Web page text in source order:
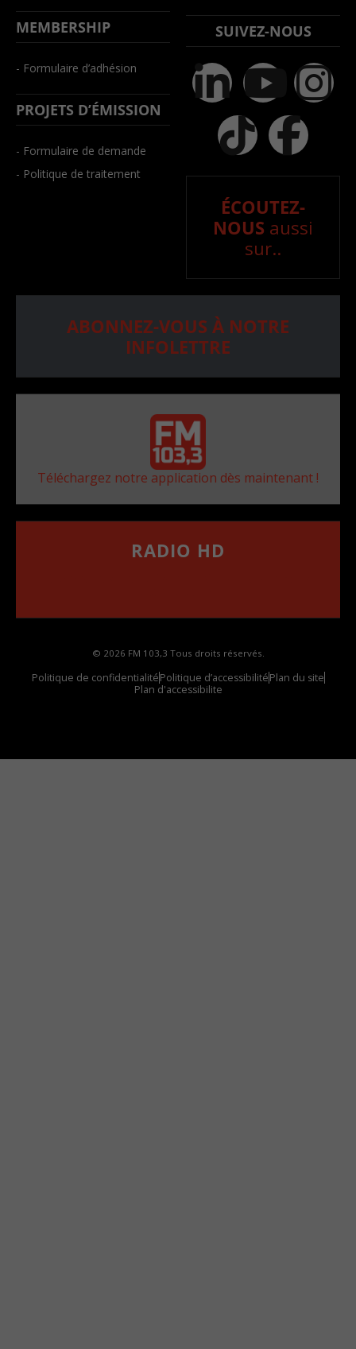
MEMBERSHIP
- Formulaire d’adhésion
PROJETS D’ÉMISSION
- Formulaire de demande
- Politique de traitement
SUIVEZ-NOUS
ÉCOUTEZ-
NOUS aussi
sur..
ABONNEZ-VOUS À NOTRE
INFOLETTRE
Téléchargez notre application dès maintenant !
RADIO HD
© 2026 FM 103,3 Tous droits réservés.
Politique de confidentialitéPolitique d’accessibilitéPlan du site
Plan d'accessibilite